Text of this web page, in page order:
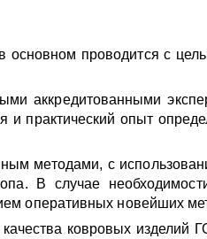
основном проводится с
аккредитованными
практический опыт
методами, с
В случае
оперативных новейших
качества ковровых